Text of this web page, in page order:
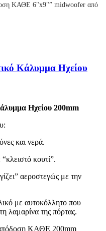
ΚΑΘΕ 6"x9"” midwoofer από
Κάλυμμα Ηχείου
Ηχείου 200mm
και νερά.
κουτί”.
αεροστεγώς με την
με αυτοκόλλητο που
λαμαρίνα της πόρτας.
ΚΑΘΕ 200mm